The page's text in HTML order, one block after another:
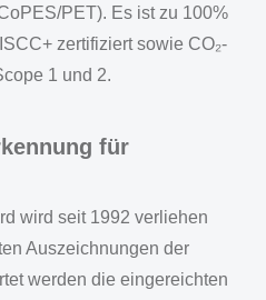
PET). Es ist zu 100%
zertifiziert sowie CO₂-
1 und 2.
für
wird seit 1992 verliehen
Auszeichnungen der
werden die eingereichten